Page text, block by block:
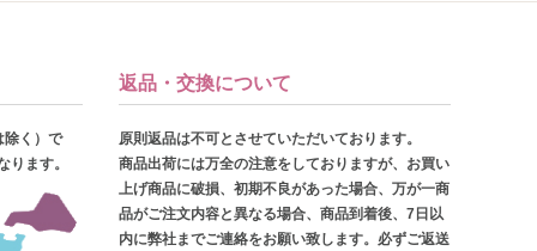
除く）で
ります。
返品・交換について
原則返品は不可とさせていただいております。
商品出荷には万全の注意をしておりますが、お買い
上げ商品に破損、初期不良があった場合、万が一商
品がご注文内容と異なる場合、商品到着後、7日以
内に弊社までご連絡をお願い致します。必ずご返送